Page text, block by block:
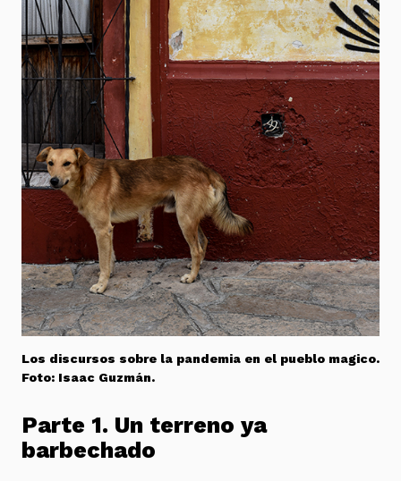
Los discursos sobre la pandemia en el pueblo magico.
Foto: Isaac Guzmán.
Parte 1. Un terreno ya
barbechado